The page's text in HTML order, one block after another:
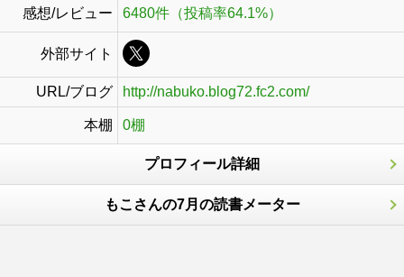
感想/レビュー 6480件（投稿率64.1%）
外部サイト
URL/ブログ http://nabuko.blog72.fc2.com/
本棚 0棚
プロフィール詳細
もこさんの7月の読書メーター